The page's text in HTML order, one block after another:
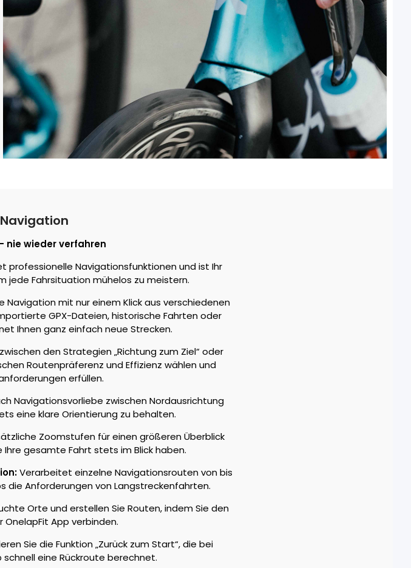
nie wieder verfahren
professionelle Navigationsfunktionen und ist Ihr
jede Fahrsituation mühelos zu meistern.
Navigation mit nur einem Klick aus verschiedenen
GPX-Dateien, historische Fahrten oder
Ihnen ganz einfach neue Strecken.
den Strategien „Richtung zum Ziel“ oder
Routenpräferenz und Effizienz wählen und
erfüllen.
Navigationsvorliebe zwischen Nordausrichtung
eine klare Orientierung zu behalten.
Zoomstufen für einen größeren Überblick
gesamte Fahrt stets im Blick haben.
Verarbeitet einzelne Navigationsrouten von bis
die Anforderungen von Langstreckenfahrten.
Orte und erstellen Sie Routen, indem Sie den
App verbinden.
Sie die Funktion „Zurück zum Start“, die bei
eine Rückroute berechnet.